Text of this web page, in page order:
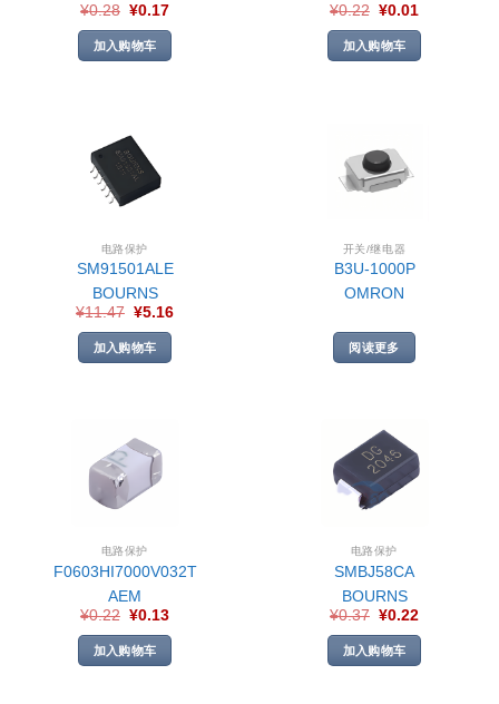
¥0.28 ¥0.17
加入购物车
¥0.22 ¥0.01
加入购物车
电路保护
SM91501ALE
BOURNS
¥11.47 ¥5.16
加入购物车
开关/继电器
B3U-1000P
OMRON
阅读更多
电路保护
F0603HI7000V032T
AEM
¥0.22 ¥0.13
加入购物车
电路保护
SMBJ58CA
BOURNS
¥0.37 ¥0.22
加入购物车